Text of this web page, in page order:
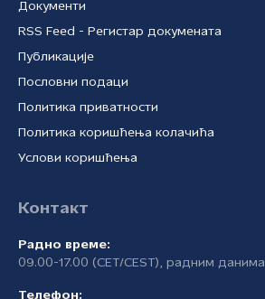
Документи
RSS Feed - Регистар докумената
Публикације
Пословни подаци
Политика приватности
Политика коришћења колачића
Услови коришћења
Контакт
Радно време:
09.00-17.00 (CET/CEST), радним данима
Телефон: